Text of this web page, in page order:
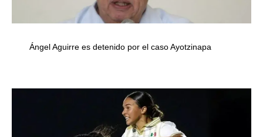
Ángel Aguirre es detenido por el caso Ayotzinapa